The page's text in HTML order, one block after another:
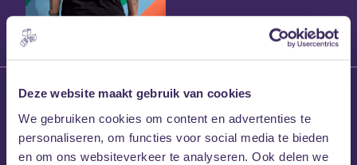
Deze website maakt gebruik van cookies
We gebruiken cookies om content en advertenties te
personaliseren, om functies voor social media te bieden
en om ons websiteverkeer te analyseren. Ook delen we
27 maart 2026
Willem’s Blog:
Frans Kalf